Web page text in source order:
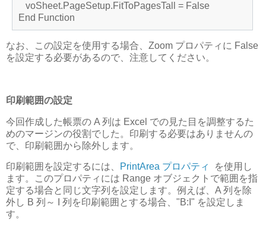
voSheet.PageSetup.FitToPagesTall = False
End Function
なお、この設定を使用する場合、Zoom プロパティに False
を設定する必要があるので、注意してください。
印刷範囲の設定
今回作成した帳票の A 列は Excel での見た目を調整するた
めのマージンの役割でした。印刷する必要はありませんの
で、印刷範囲から除外します。
印刷範囲を設定するには、 PrintArea プロパティ
を使用し
ます。このプロパティには Range オブジェクトで範囲を指
定する場合と同じ文字列を設定します。例えば、A 列を除
外し B 列～ I 列を印刷範囲とする場合、"B:I" を設定しま
す。